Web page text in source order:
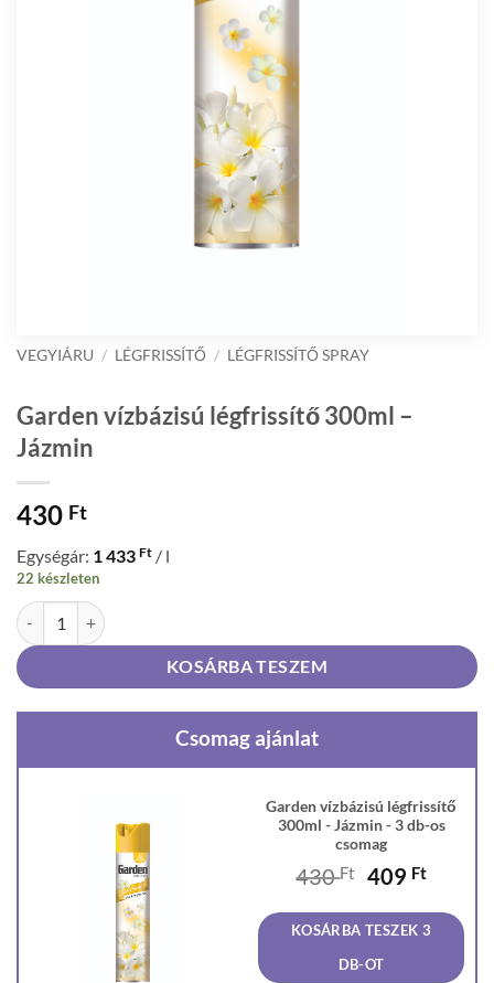
VEGYIÁRU / LÉGFRISSÍTŐ / LÉGFRISSÍTŐ SPRAY
Garden vízbázisú légfrissítő 300ml –
Jázmin
430 Ft
Egységár: 1 433 Ft / l
22 készleten
Garden vízbázisú légfrissítő 300ml - Jázmin mennyiség
KOSÁRBA TESZEM
Csomag ajánlat
Garden vízbázisú légfrissítő
300ml - Jázmin - 3 db-os
csomag
430Ft
Original
was:
430 Ft.
409 Ft
is:
409
KOSÁRBA TESZEK 3
DB-OT